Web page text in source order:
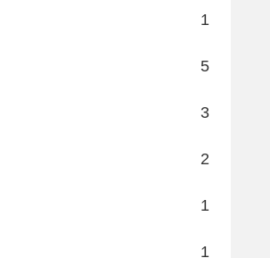
1
5
3
2
1
1